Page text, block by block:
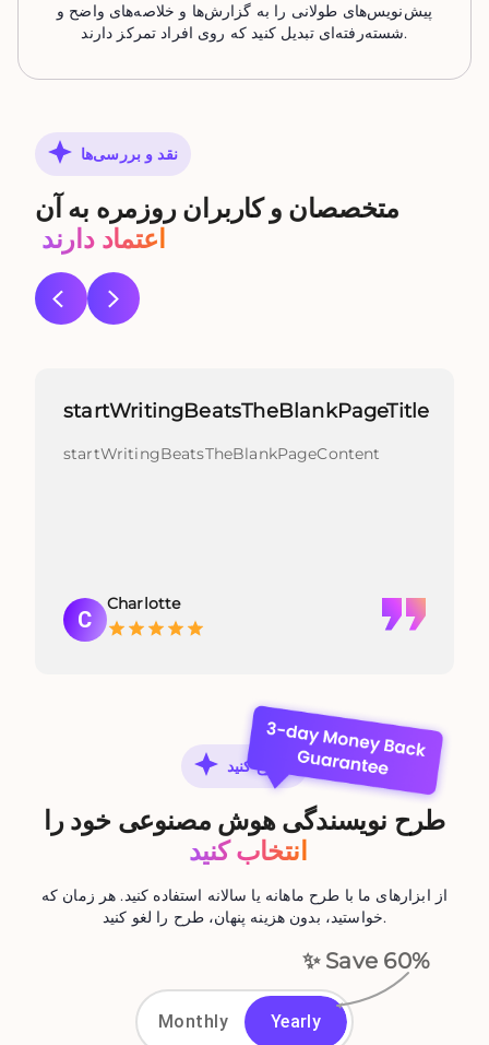
پیش‌نویس‌های طولانی را به گزارش‌ها و خلاصه‌های واضح و
شسته‌رفته‌ای تبدیل کنید که روی افراد تمرکز دارند.
نقد و بررسی‌ها
متخصصان و کاربران روزمره به آن
اعتماد دارند
startWritingBeatsTheBlankPageTitle
startWritingBeatsTheBlankPageContent
C
Charlotte
شروع کنید
طرح نویسندگی هوش مصنوعی خود را
انتخاب کنید
از ابزارهای ما با طرح ماهانه یا سالانه استفاده کنید. هر زمان که
خواستید، بدون هزینه پنهان، طرح را لغو کنید.
✨ Save 60%
Monthly Yearly